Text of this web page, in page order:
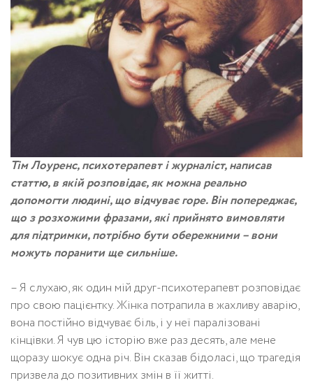
Тім Лоуренс, психотерапевт і журналіст, написав
статтю, в якій розповідає, як можна реально
допомогти людині, що відчуває горе. Він попереджає,
що з розхожими фразами, які прийнято вимовляти
для підтримки, потрібно бути обережними – вони
можуть поранити ще сильніше.
– Я слухаю, як один мій друг-психотерапевт розповідає
про свою пацієнтку. Жінка потрапила в жахливу аварію,
вона постійно відчуває біль, і у неї паралізовані
кінцівки. Я чув цю історію вже раз десять, але мене
щоразу шокує одна річ. Він сказав бідоласі, що трагедія
призвела до позитивних змін в її житті.